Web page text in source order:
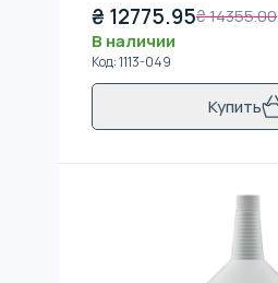
₴ 12775.95₴14355.00
В наличии
Код:1113-049
Купить